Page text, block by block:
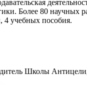
Более 80 научных
4 учебных пособия.
Школы